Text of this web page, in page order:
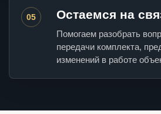
05 Остаемся на
Помогаем разобрать
передачи комплекта,
изменений в работе